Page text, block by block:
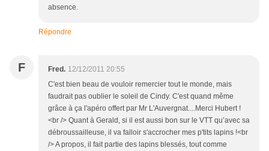
absence.
Répondre
F Fred. 12/12/2011 20:55
C'est bien beau de vouloir remercier tout le monde, mais
faudrait pas oublier le soleil de Cindy. C'est quand même
grâce à ça l'apéro offert par Mr L'Auvergnat....Merci Hubert !
<br /> Quant à Gerald, si il est aussi bon sur le VTT qu’avec sa
débroussailleuse, il va falloir s'accrocher mes p'tits lapins !<br
/> A propos, il fait partie des lapins blessés, tout comme